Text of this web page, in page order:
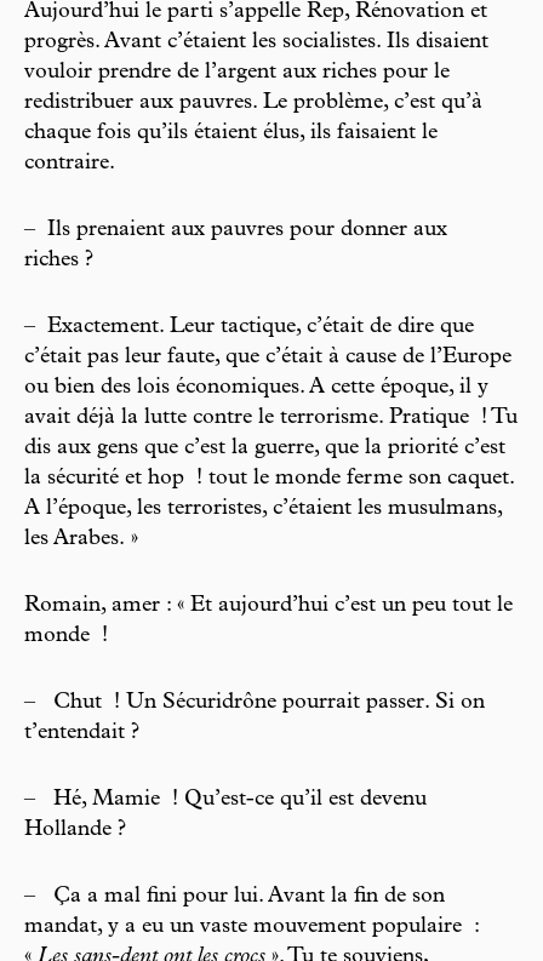
Aujourd’hui le parti s’appelle Rep, Rénovation et
progrès. Avant c’étaient les socialistes. Ils disaient
vouloir prendre de l’argent aux riches pour le
redistribuer aux pauvres. Le problème, c’est qu’à
chaque fois qu’ils étaient élus, ils faisaient le
contraire.
– Ils prenaient aux pauvres pour donner aux
riches ?
– Exactement. Leur tactique, c’était de dire que
c’était pas leur faute, que c’était à cause de l’Europe
ou bien des lois économiques. A cette époque, il y
avait déjà la lutte contre le terrorisme. Pratique ! Tu
dis aux gens que c’est la guerre, que la priorité c’est
la sécurité et hop ! tout le monde ferme son caquet.
A l’époque, les terroristes, c’étaient les musulmans,
les Arabes. »
Romain, amer : « Et aujourd’hui c’est un peu tout le
monde !
–
Chut ! Un Sécuridrône pourrait passer. Si on
t’entendait ?
–
Hé, Mamie ! Qu’est-ce qu’il est devenu
Hollande ?
–
Ça a mal fini pour lui. Avant la fin de son
mandat, y a eu un vaste mouvement populaire :